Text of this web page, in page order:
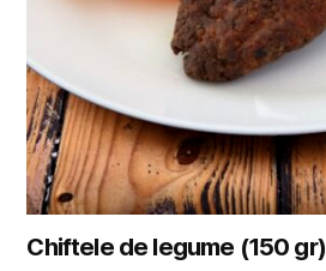
Chiftele de legume (150 gr)